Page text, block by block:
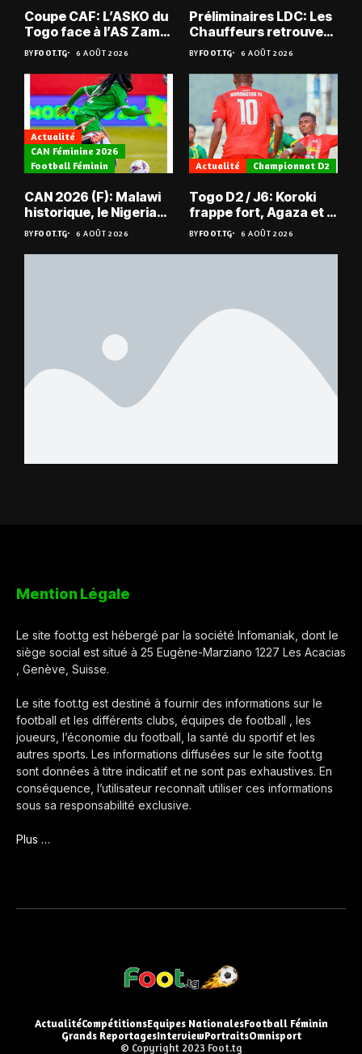
Coupe CAF: L’ASKO du
Togo face à l’AS Zam
du Niger
BYFOOT.TG 6 AOÛT 2026
Préliminaires LDC: Les
Chauffeurs retrouvent
les Mimos
BYFOOT.TG 6 AOÛT 2026
Actualité
CAN Féminine 2026
Football Féminin
CAN 2026 (F): Malawi
historique, le Nigeria
sauvé, la Zambie
éliminée
BYFOOT.TG 6 AOÛT 2026
Actualité Championnat D2
Togo D2 / J6: Koroki
frappe fort, Agaza et la
JCA assurent,
suspense avant Sara
FC – Doumbé FC
BYFOOT.TG 6 AOÛT 2026
Mention Légale
Le site foot.tg est hébergé par la société Infomaniak, dont le
siège social est situé à 25 Eugène-Marziano 1227 Les Acacias
, Genève, Suisse.
Le site foot.tg est destiné à fournir des informations sur le
football et les différents clubs, équipes de football , les
joueurs, l’économie du football, la santé du sportif et les
autres sports. Les informations diffusées sur le site foot.tg
sont données à titre indicatif et ne sont pas exhaustives. En
conséquence, l’utilisateur reconnaît utiliser ces informations
sous sa responsabilité exclusive.
Plus …
ActualitéCompétitionsEquipes NationalesFootball Féminin
Grands ReportagesInterviewPortraitsOmnisport
© Copyright 2023 Foot.tg